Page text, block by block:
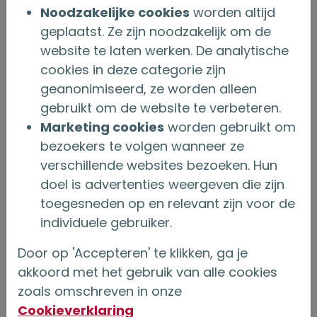
Nederlandsche Bank plaatsgevonden. De Raad
is van oordeel dat hij kwalificeert als
onafhankelijk in de zin van de
Corporate Governance Code. Er zijn geen
tegenstrijdige belangen gemeld.
Voorgesteld wordt hem te benoemen voor
een periode van vier jaar, ingaande op de
datum van benoeming door de Algemene
Vergadering. De huidige voorzitter van de
Raad, mevrouw E. Boogaard, treedt in dezelfde
Algemene Vergadering af wegens het bereiken
van de statutaire maximale zittingsduur van
twaalf jaar. Na benoeming is het voornemen
Noodzakelijke cookies worden altijd
geplaatst. Ze zijn noodzakelijk om de
website te laten werken. De analytische
cookies in deze categorie zijn
geanonimiseerd, ze worden alleen
gebruikt om de website te verbeteren.
Marketing cookies worden gebruikt om
bezoekers te volgen wanneer ze
verschillende websites bezoeken. Hun
doel is advertenties weergeven die zijn
toegesneden op en relevant zijn voor de
individuele gebruiker.
Door op 'Accepteren' te klikken, ga je
akkoord met het gebruik van alle cookies
zoals omschreven in onze
Cookieverklaring